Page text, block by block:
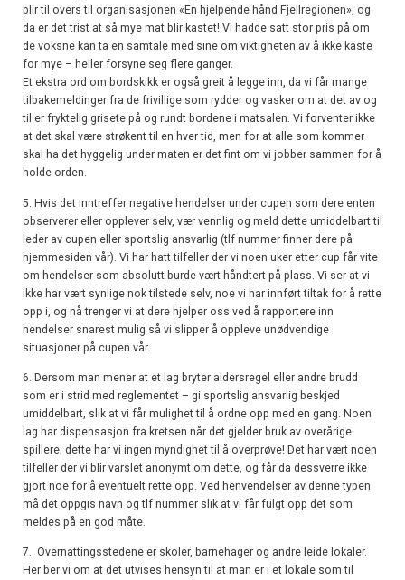
blir til overs til organisasjonen «En hjelpende hånd Fjellregionen», og
da er det trist at så mye mat blir kastet! Vi hadde satt stor pris på om
de voksne kan ta en samtale med sine om viktigheten av å ikke kaste
for mye – heller forsyne seg flere ganger.
Et ekstra ord om bordskikk er også greit å legge inn, da vi får mange
tilbakemeldinger fra de frivillige som rydder og vasker om at det av og
til er fryktelig grisete på og rundt bordene i matsalen. Vi forventer ikke
at det skal være strøkent til en hver tid, men for at alle som kommer
skal ha det hyggelig under maten er det fint om vi jobber sammen for å
holde orden.
5. Hvis det inntreffer negative hendelser under cupen som dere enten
observerer eller opplever selv, vær vennlig og meld dette umiddelbart til
leder av cupen eller sportslig ansvarlig (tlf nummer finner dere på
hjemmesiden vår). Vi har hatt tilfeller der vi noen uker etter cup får vite
om hendelser som absolutt burde vært håndtert på plass. Vi ser at vi
ikke har vært synlige nok tilstede selv, noe vi har innført tiltak for å rette
opp i, og nå trenger vi at dere hjelper oss ved å rapportere inn
hendelser snarest mulig så vi slipper å oppleve unødvendige
situasjoner på cupen vår.
6. Dersom man mener at et lag bryter aldersregel eller andre brudd
som er i strid med reglementet – gi sportslig ansvarlig beskjed
umiddelbart, slik at vi får mulighet til å ordne opp med en gang. Noen
lag har dispensasjon fra kretsen når det gjelder bruk av overårige
spillere; dette har vi ingen myndighet til å overprøve! Det har vært noen
tilfeller der vi blir varslet anonymt om dette, og får da dessverre ikke
gjort noe for å eventuelt rette opp. Ved henvendelser av denne typen
må det oppgis navn og tlf nummer slik at vi får fulgt opp det som
meldes på en god måte.
7. Overnattingsstedene er skoler, barnehager og andre leide lokaler.
Her ber vi om at det utvises hensyn til at man er i et lokale som til